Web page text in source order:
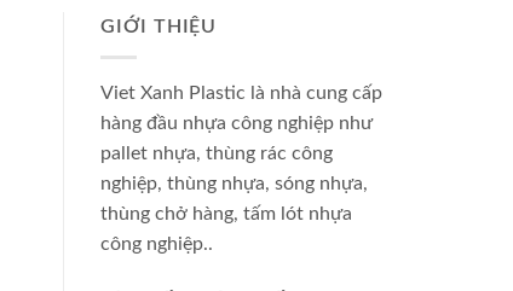
GIỚI THIỆU
Viet Xanh Plastic là nhà cung cấp
hàng đầu nhựa công nghiệp như
pallet nhựa, thùng rác công
nghiệp, thùng nhựa, sóng nhựa,
thùng chở hàng, tấm lót nhựa
công nghiệp..